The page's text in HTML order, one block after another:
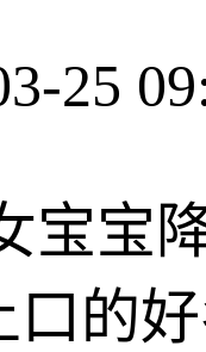
25
宝宝
口的